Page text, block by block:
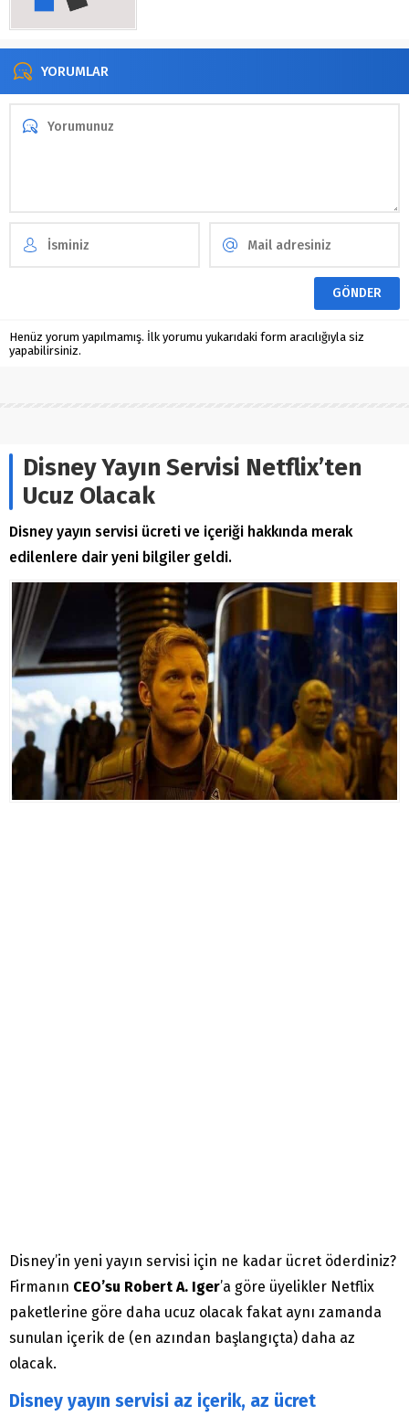
YORUMLAR
Henüz yorum yapılmamış. İlk yorumu yukarıdaki form aracılığıyla siz
yapabilirsiniz.
Disney Yayın Servisi Netflix’ten
Ucuz Olacak
Disney yayın servisi ücreti ve içeriği hakkında merak
edilenlere dair yeni bilgiler geldi.
Disney’in yeni yayın servisi için ne kadar ücret öderdiniz?
Firmanın CEO’su Robert A. Iger’a göre üyelikler Netflix
paketlerine göre daha ucuz olacak fakat aynı zamanda
sunulan içerik de (en azından başlangıçta) daha az
olacak.
Disney yayın servisi az içerik, az ücret